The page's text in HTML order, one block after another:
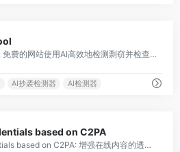
AI Checker Tool: 免费的网站使用AI高效地检测剽窃并检查内容的原创性。
AI抄袭检测器 AI检测器
based on C2PA
Content Credentials based on C2PA: 增强在线内容的透明度和真实性